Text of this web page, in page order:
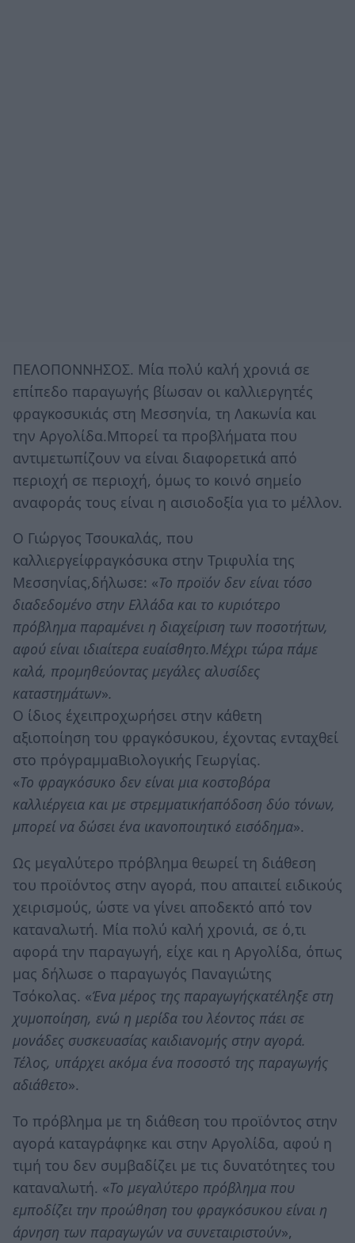
ΠΕΛΟΠΟΝΝΗΣΟΣ. Μία πολύ καλή χρονιά σε
επίπεδο παραγωγής βίωσαν οι καλλιεργητές
φραγκοσυκιάς στη Μεσσηνία, τη Λακωνία και
την Αργολίδα.Μπορεί τα προβλήματα που
αντιμετωπίζουν να είναι διαφορετικά από
περιοχή σε περιοχή, όμως το κοινό σημείο
αναφοράς τους είναι η αισιοδοξία για το μέλλον.
Ο Γιώργος Τσουκαλάς, που
καλλιεργείφραγκόσυκα στην Τριφυλία της
Μεσσηνίας,δήλωσε: «Το προϊόν δεν είναι τόσο
διαδεδομένο στην Ελλάδα και το κυριότερο
πρόβλημα παραμένει η διαχείριση των ποσοτήτων,
αφού είναι ιδιαίτερα ευαίσθητο.Μέχρι τώρα πάμε
καλά, προμηθεύοντας μεγάλες αλυσίδες
καταστημάτων».
Ο ίδιος έχειπροχωρήσει στην κάθετη
αξιοποίηση του φραγκόσυκου, έχοντας ενταχθεί
στο πρόγραμμαΒιολογικής Γεωργίας.
«Το φραγκόσυκο δεν είναι μια κοστοβόρα
καλλιέργεια και με στρεμματικήαπόδοση δύο τόνων,
μπορεί να δώσει ένα ικανοποιητικό εισόδημα».
Ως μεγαλύτερο πρόβλημα θεωρεί τη διάθεση
του προϊόντος στην αγορά, που απαιτεί ειδικούς
χειρισμούς, ώστε να γίνει αποδεκτό από τον
καταναλωτή. Μία πολύ καλή χρονιά, σε ό,τι
αφορά την παραγωγή, είχε και η Αργολίδα, όπως
μας δήλωσε ο παραγωγός Παναγιώτης
Τσόκολας. «Ένα μέρος της παραγωγήςκατέληξε στη
χυμοποίηση, ενώ η μερίδα του λέοντος πάει σε
μονάδες συσκευασίας καιδιανομής στην αγορά.
Τέλος, υπάρχει ακόμα ένα ποσοστό της παραγωγής
αδιάθετο».
Το πρόβλημα με τη διάθεση του προϊόντος στην
αγορά καταγράφηκε και στην Αργολίδα, αφού η
τιμή του δεν συμβαδίζει με τις δυνατότητες του
καταναλωτή. «Το μεγαλύτερο πρόβλημα που
εμποδίζει την προώθηση του φραγκόσυκου είναι η
άρνηση των παραγωγών να συνεταιριστούν»,